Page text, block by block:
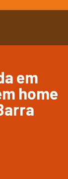
em
home